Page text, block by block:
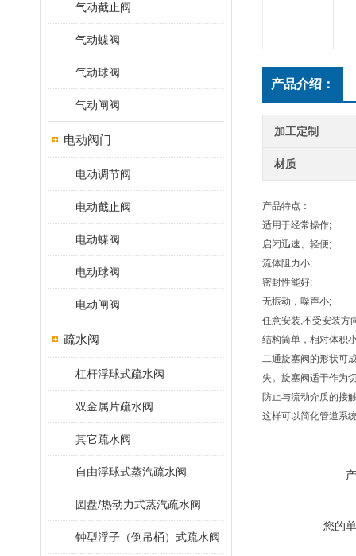
气动截止阀
气动蝶阀
气动球阀
气动闸阀
电动阀门
电动调节阀
电动截止阀
电动蝶阀
电动球阀
电动闸阀
疏水阀
杠杆浮球式疏水阀
双金属片疏水阀
其它疏水阀
自由浮球式蒸汽疏水阀
圆盘/热动力式蒸汽疏水阀
钟型浮子（倒吊桶）式疏水阀
产品介绍：
加工定制
材质
产品特点：
适用于经常操作;
启闭迅速、轻便;
流体阻力小;
密封性能好;
无振动，噪声小;
任意安装,不受安装方
结构简单，相对体积
二通旋塞阀的形状可
失。旋塞阀适于作为
防止与流动介质的接
这样可以简化管道系
您的